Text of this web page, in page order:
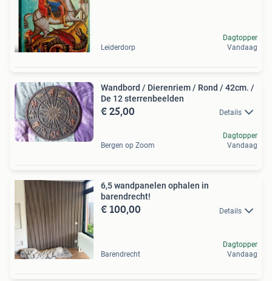
Leiderdorp
Dagtopper
Vandaag
Wandbord / Dierenriem / Rond / 42cm. /
De 12 sterrenbeelden
€ 25,00 Details
Bergen op Zoom
Dagtopper
Vandaag
6,5 wandpanelen ophalen in
barendrecht!
€ 100,00 Details
Barendrecht
Dagtopper
Vandaag